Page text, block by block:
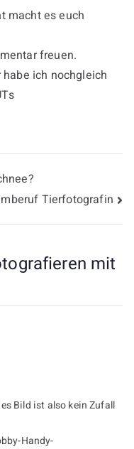
macht es euch
freuen.
ich nochgleich
Tierfotografin
mit
Bild ist also kein Zufall
Handy-